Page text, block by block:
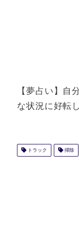
【夢占い】自
な状況に好転
トラック 掃除